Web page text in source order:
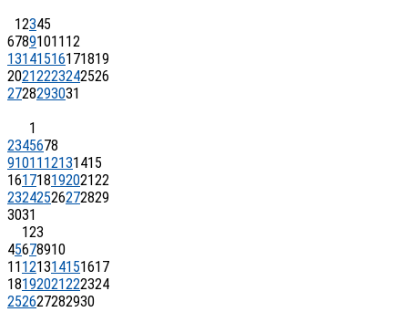
12345
67891011 12
13141516171819
20212223242526
2728293031
1
2345678
91011 12131415
16171819202122
23242526272829
3031
123
45678910
11 121314151617
18192021222324
252627282930